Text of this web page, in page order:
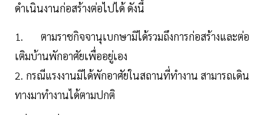
ดำเนินงานก่อสร้างต่อไปได้ ดังนี้
1. ตามราชกิจจานุเบกษามิได้รวมถึงการก่อสร้างและต่อ
เติมบ้านพักอาศัยเพื่ออยู่เอง
2. กรณีแรงงานมิได้พักอาศัยในสถานที่ทำงาน สามารถเดิน
ทางมาทำงานได้ตามปกติ